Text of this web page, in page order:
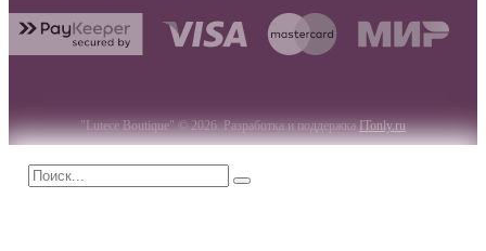
"Lutece Boutique" © 2026. Разработка и поддержкаITonly.ru